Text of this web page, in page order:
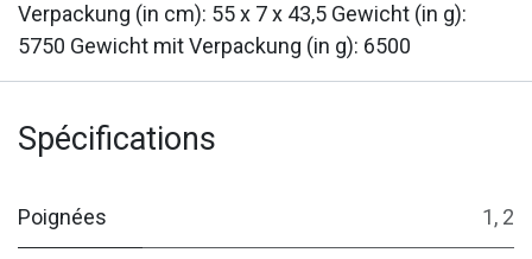
Verpackung (in cm): 55 x 7 x 43,5 Gewicht (in g):
5750 Gewicht mit Verpackung (in g): 6500
Spécifications
Poignées 1, 2